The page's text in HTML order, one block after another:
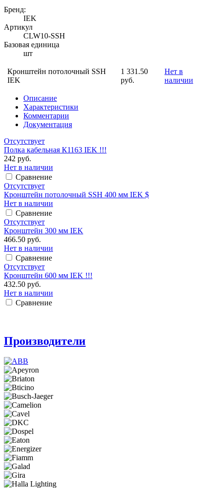
Бренд:
IEK
Артикул
CLW10-SSH
Базовая единица
шт
Кронштейн потолочный SSH
IEK
1 331.50
руб.
Нет в
наличии
Описание
Характеристики
Комментарии
Документация
Отсутствует
Полка кабельная К1163 IEK !!!
242 руб.
Нет в наличии
Сравнение
Отсутствует
Кронштейн потолочный SSH 400 мм IEK $
Нет в наличии
Сравнение
Отсутствует
Кронштейн 300 мм IEK
466.50 руб.
Нет в наличии
Сравнение
Отсутствует
Кронштейн 600 мм IEK !!!
432.50 руб.
Нет в наличии
Сравнение
Производители